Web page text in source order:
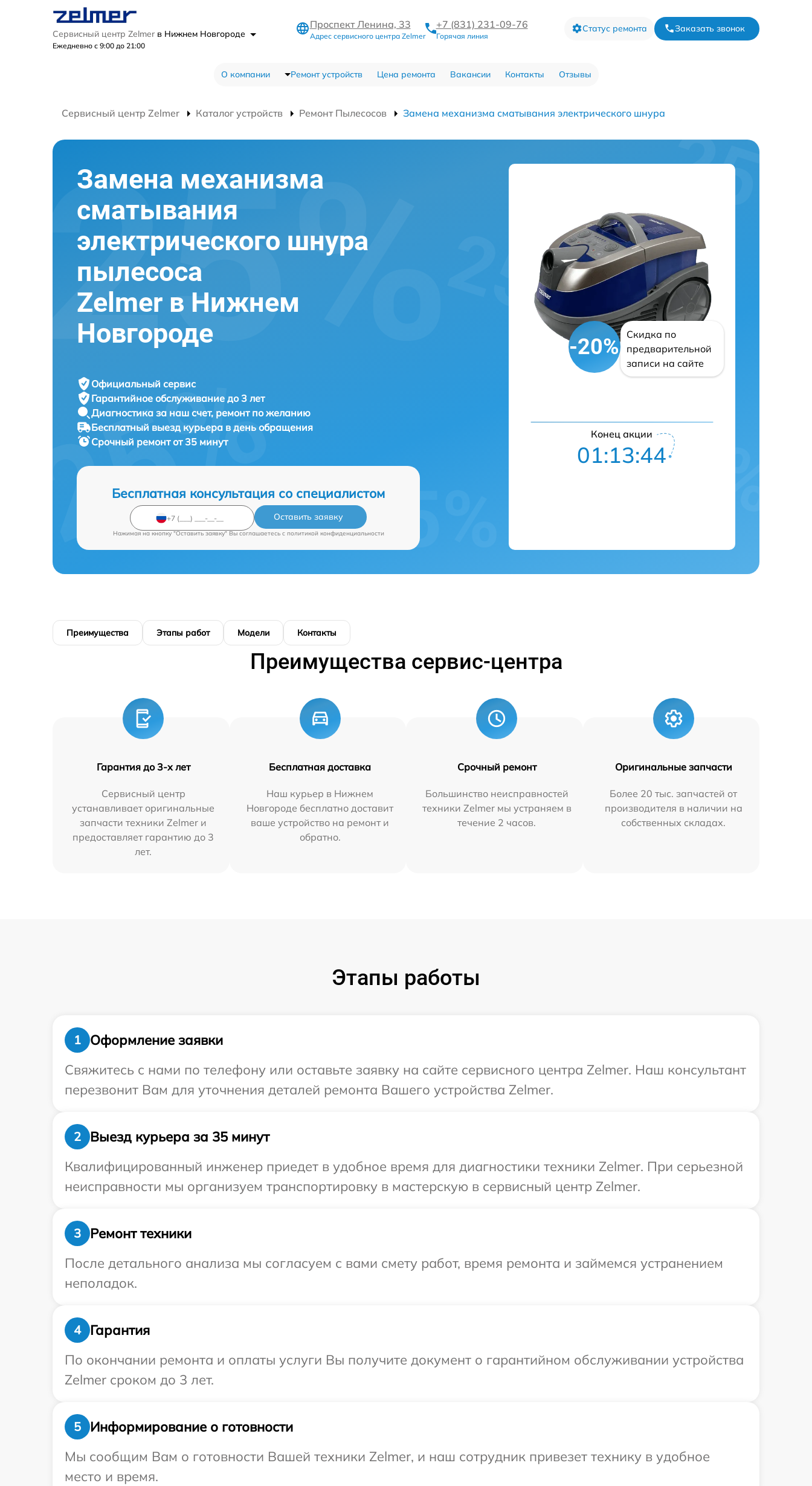
Сервисный центр Zelmer в Нижнем Новгороде
Ежедневно с 9:00 до 21:00
Проспект Ленина, 33
Адрес сервисного центра Zelmer
+7 (831) 231-09-76
Горячая линия
Статус ремонта Заказать звонок
О компании Ремонт устройств Цена ремонта Вакансии Контакты Отзывы
Сервисный центр Zelmer Каталог устройств Ремонт Пылесосов Замена механизма сматывания электрического шнура
Замена механизма
сматывания
электрического шнура
пылесоса
Zelmer в Нижнем
Новгороде
Официальный сервис
Гарантийное обслуживание до 3 лет
Диагностика за наш счет, ремонт по желанию
Бесплатный выезд курьера в день обращения
Срочный ремонтот 35 минут
Бесплатная консультация со специалистом
Оставить заявку
Нажимая на кнопку "Оставить заявку" Вы соглашаетесь c политикой конфиденциальности
-20%
Скидка по
предварительной
записи на сайте
Конец акции
01:13:43
Преимущества Этапы работ Модели Контакты
Преимущества сервис-центра
Гарантия до 3-х лет
Сервисный центр
устанавливает оригинальные
запчасти техники Zelmer и
предоставляет гарантию до 3
лет.
Бесплатная доставка
Наш курьер в Нижнем
Новгороде бесплатно доставит
ваше устройство на ремонт и
обратно.
Срочный ремонт
Большинство неисправностей
техники Zelmer мы устраняем в
течение 2 часов.
Оригинальные запчасти
Более 20 тыс. запчастей от
производителя в наличии на
собственных складах.
Этапы работы
1
Оформление заявки
Свяжитесь с нами по телефону или оставьте заявку на сайте сервисного центра Zelmer. Наш консультант
перезвонит Вам для уточнения деталей ремонта Вашего устройства Zelmer.
2
Выезд курьера за 35 минут
Квалифицированный инженер приедет в удобное время для диагностики техники Zelmer. При серьезной
неисправности мы организуем транспортировку в мастерскую в сервисный центр Zelmer.
3
Ремонт техники
После детального анализа мы согласуем с вами смету работ, время ремонта и займемся устранением
неполадок.
4
Гарантия
По окончании ремонта и оплаты услуги Вы получите документ о гарантийном обслуживании устройства
Zelmer сроком до 3 лет.
5
Информирование о готовности
Мы сообщим Вам о готовности Вашей техники Zelmer, и наш сотрудник привезет технику в удобное
место и время.